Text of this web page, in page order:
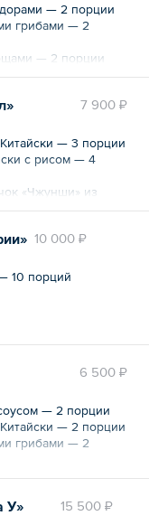
— 2 порции
грибами — 2
— 2 порции
7 900 ₽
— 3 порции
с рисом — 4
«Чжунши» из
порции
10 000 ₽
10 порций
6 500 ₽
— 2 порции
— 2 порции
грибами — 2
с соусом карри —
соусом Черный
15 500 ₽
У»